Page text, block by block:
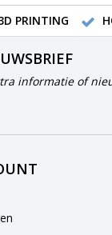
PRINTING
informatie of